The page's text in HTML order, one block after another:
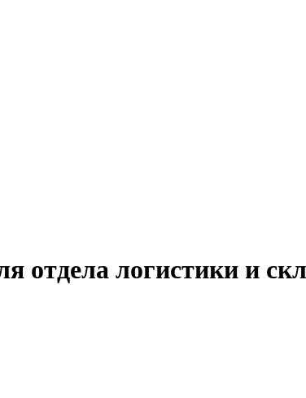
отдела логистики и